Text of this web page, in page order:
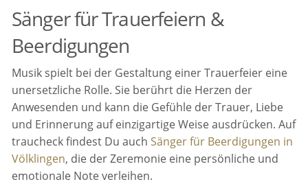
Sänger für Trauerfeiern &
Beerdigungen
Musik spielt bei der Gestaltung einer Trauerfeier eine
unersetzliche Rolle. Sie berührt die Herzen der
Anwesenden und kann die Gefühle der Trauer, Liebe
und Erinnerung auf einzigartige Weise ausdrücken. Auf
traucheck findest Du auchSänger für Beerdigungen in
Völklingen, die der Zeremonie eine persönliche und
emotionale Note verleihen.